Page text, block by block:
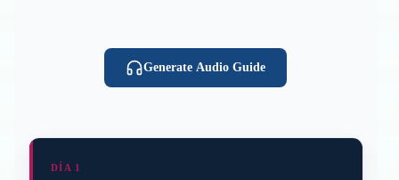
Generate Audio Guide
DÍA 1